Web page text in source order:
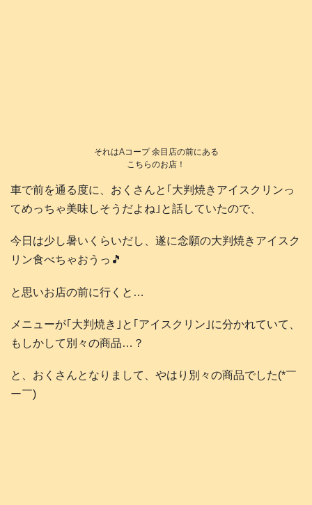
それはAコープ 余目店の前にある
こちらのお店！
車で前を通る度に、おくさんと｢大判焼きアイスクリンっ
てめっちゃ美味しそうだよね｣と話していたので、
今日は少し暑いくらいだし、遂に念願の大判焼きアイスク
リン食べちゃおうっ🎵
と思いお店の前に行くと…
メニューが｢大判焼き｣と｢アイスクリン｣に分かれていて、
もしかして別々の商品…？
と、おくさんとなりまして、やはり別々の商品でした(*￣
ー￣)